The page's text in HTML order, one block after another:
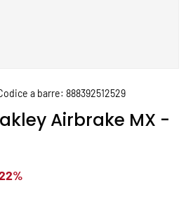
a barre: 888392512529
Airbrake MX -